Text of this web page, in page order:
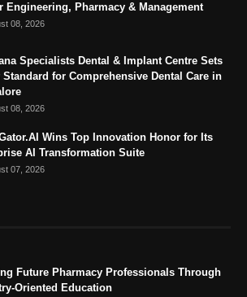
Engineering, Pharmacy & Management
08, 2026
Specialists Dental & Implant Centre Sets
Standard for Comprehensive Dental Care in
08, 2026
Wins Top Innovation Honor for Its
AI Transformation Suite
07, 2026
Future Pharmacy Professionals Through
Oriented Education